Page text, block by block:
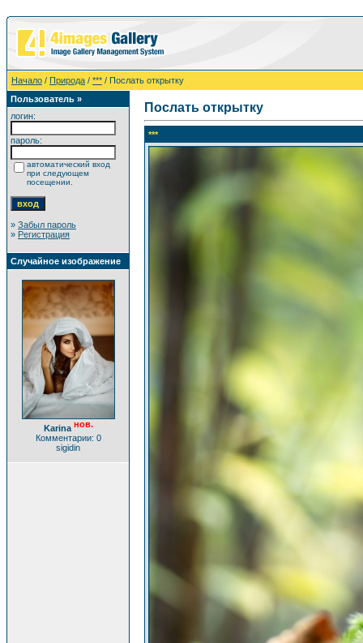
Начало / Природа / *** / Послать открытку
Пользователь »
логин:
пароль:
автоматический вход
при следующем
посещении.
» Забыл пароль
» Регистрация
Случайное изображение
Karina нов.
Комментарии: 0
sigidin
Послать открытку
***